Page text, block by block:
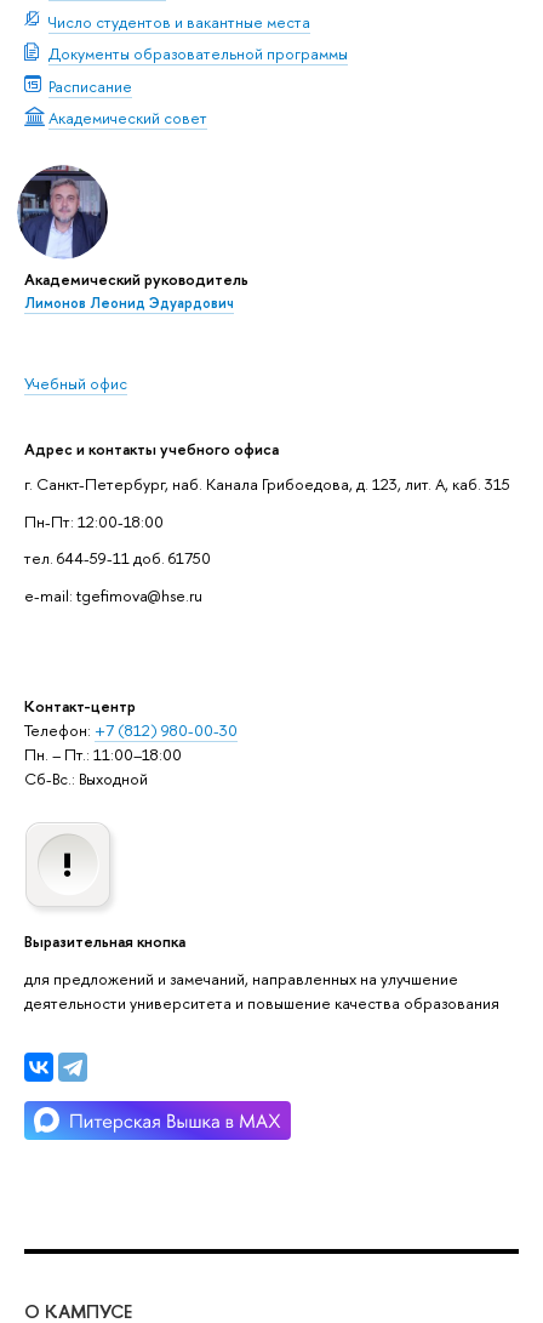
Число студентов и вакантные места
Документы образовательной программы
Расписание
Академический совет
Академический руководитель
Лимонов Леонид Эдуардович
Учебный офис
Адрес и контакты учебного офиса
г. Санкт-Петербург, наб. Канала Грибоедова, д. 123, лит. А, каб. 315
Пн-Пт: 12:00-18:00
тел. 644-59-11 доб. 61750
e-mail: tgefimova@hse.ru
Контакт-центр
Телефон: +7 (812) 980-00-30
Пн. – Пт.: 11:00–18:00
Сб-Вс.: Выходной
Выразительная кнопка
для предложений и замечаний, направленных на улучшение
деятельности университета и повышение качества образования
О КАМПУСЕ